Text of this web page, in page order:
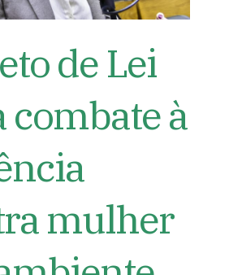
de Lei
combate à
mulher